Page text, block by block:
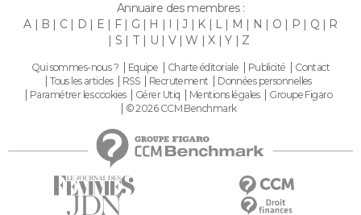
Annuaire des membres :
A
B C D E F G H I J K L M N O P Q
R
S
T U V W X Y Z
Qui sommes-nous ? Equipe Charte éditoriale Publicité
Contact
Tous les articles
RSS Recrutement
Données personnelles
Paramétrer les cookies
Gérer Utiq Mentions légales
Groupe Figaro
© 2026 CCM Benchmark